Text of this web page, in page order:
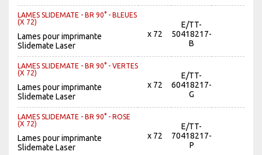
LAMES SLIDEMATE - BR 90° - BLEUES
(X 72)
Lames pour imprimante
Slidemate Laser
x 72
E/TT-
50418217-
B
LAMES SLIDEMATE - BR 90° - VERTES
(X 72)
Lames pour imprimante
Slidemate Laser
x 72
E/TT-
60418217-
G
LAMES SLIDEMATE - BR 90° - ROSE
(X 72)
Lames pour imprimante
Slidemate Laser
x 72
E/TT-
70418217-
P